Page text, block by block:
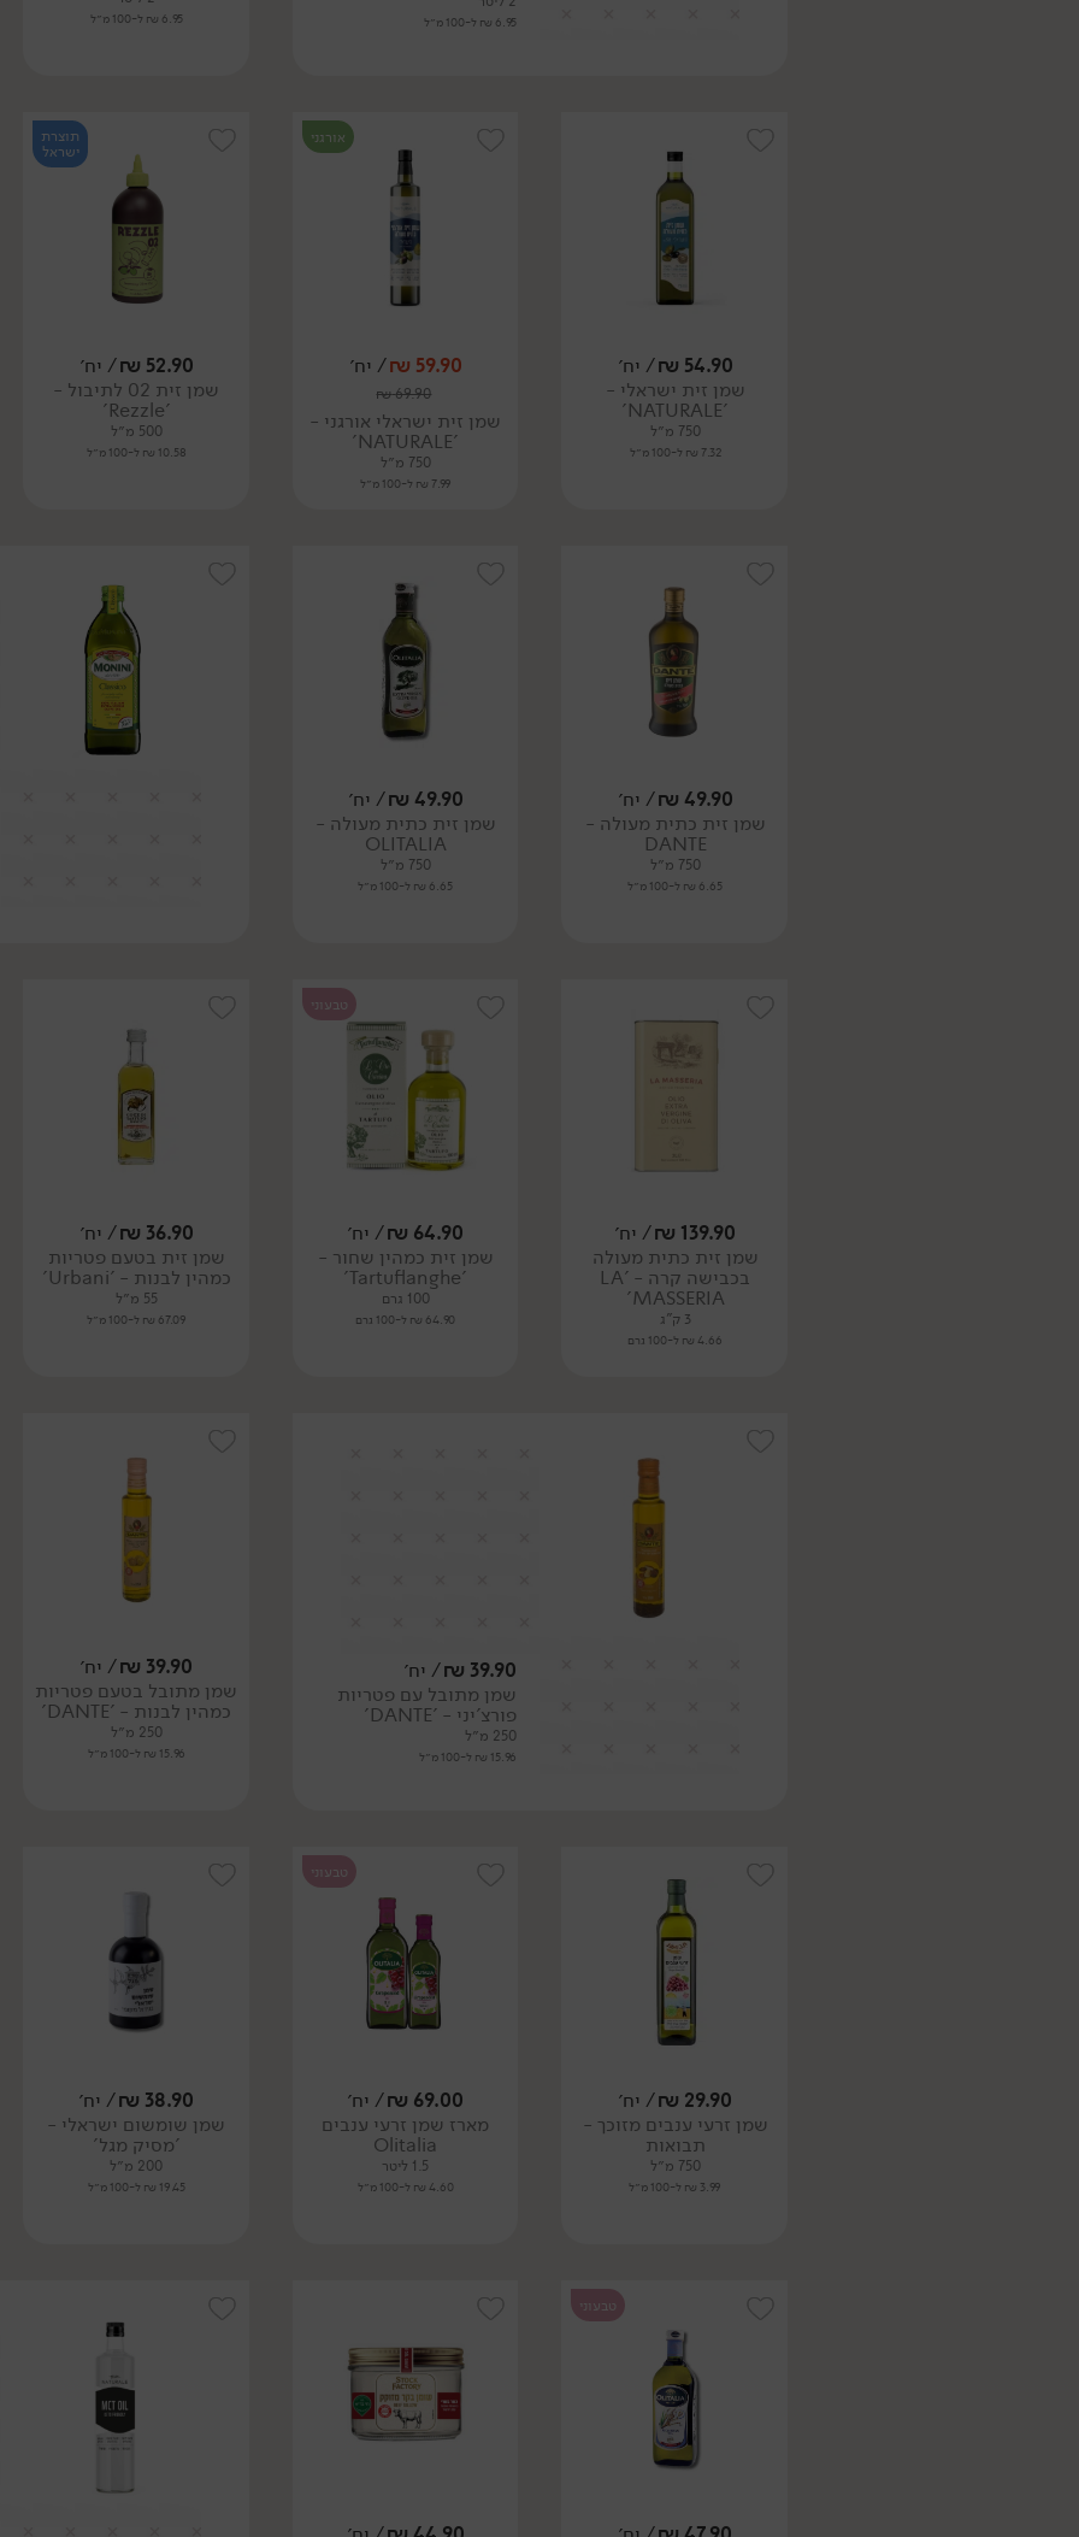
6.95 ₪ ל-100 מ״ל 6.95 ₪ ל-100 מ״ל
54.90
₪/ יח׳
שמן זית ישראלי -
'NATURALE'
750 מ״ל
7.32 ₪ ל-100 מ״ל
אורגני
59.90
₪/ יח׳
69.90
₪
שמן זית ישראלי אורגני -
'NATURALE'
750 מ״ל
7.99 ₪ ל-100 מ״ל
תוצרת
ישראל
52.90
₪/ יח׳
שמן זית 02 לתיבול -
'Rezzle'
500 מ״ל
10.58 ₪ ל-100 מ״ל
49.90
₪/ יח׳
שמן זית כתית מעולה -
DANTE
750 מ״ל
6.65 ₪ ל-100 מ״ל
49.90
₪/ יח׳
שמן זית כתית מעולה -
OLITALIA
750 מ״ל
6.65 ₪ ל-100 מ״ל
139.90
₪/ יח׳
שמן זית כתית מעולה
בכבישה קרה - 'LA
MASSERIA'
3 ק"ג
4.66 ₪ ל-100 גרם
טבעוני
64.90
₪/ יח׳
שמן זית כמהין שחור -
'Tartuflanghe'
100 גרם
64.90 ₪ ל-100 גרם
36.90
₪/ יח׳
שמן זית בטעם פטריות
כמהין לבנות - 'Urbani'
55 מ״ל
67.09 ₪ ל-100 מ״ל
39.90
₪/ יח׳
שמן מתובל עם פטריות
פורצ'יני - 'DANTE'
250 מ״ל
15.96 ₪ ל-100 מ״ל
39.90
₪/ יח׳
שמן מתובל בטעם פטריות
כמהין לבנות - 'DANTE'
250 מ״ל
15.96 ₪ ל-100 מ״ל
29.90
₪/ יח׳
שמן זרעי ענבים מזוכך -
תבואות
750 מ״ל
3.99 ₪ ל-100 מ״ל
טבעוני
69.00
₪/ יח׳
מארז שמן זרעי ענבים
Olitalia
1.5 ליטר
4.60 ₪ ל-100 מ״ל
38.90
₪/ יח׳
שמן שומשום ישראלי -
'מסיק מגל'
200 מ״ל
19.45 ₪ ל-100 מ״ל
טבעוני